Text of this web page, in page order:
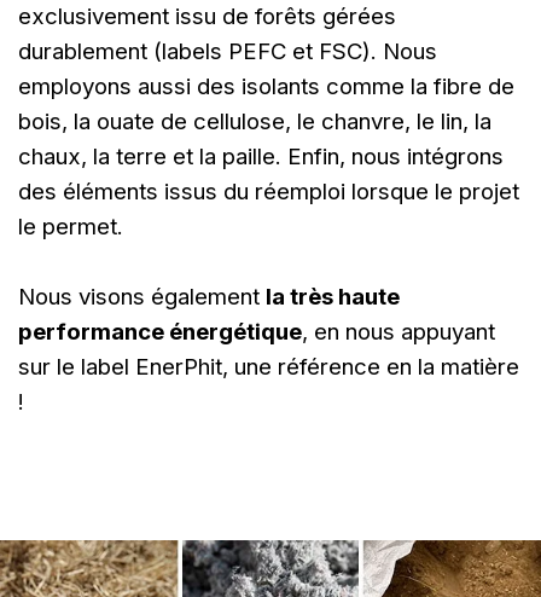
exclusivement issu de forêts gérées
durablement (labels PEFC et FSC). Nous
employons aussi des isolants comme la fibre de
bois, la ouate de cellulose, le chanvre, le lin, la
chaux, la terre et la paille. Enfin, nous intégrons
des éléments issus du réemploi lorsque le projet
le permet.
Nous visons également la très haute
performance énergétique, en nous appuyant
sur le label EnerPhit, une référence en la matière
!